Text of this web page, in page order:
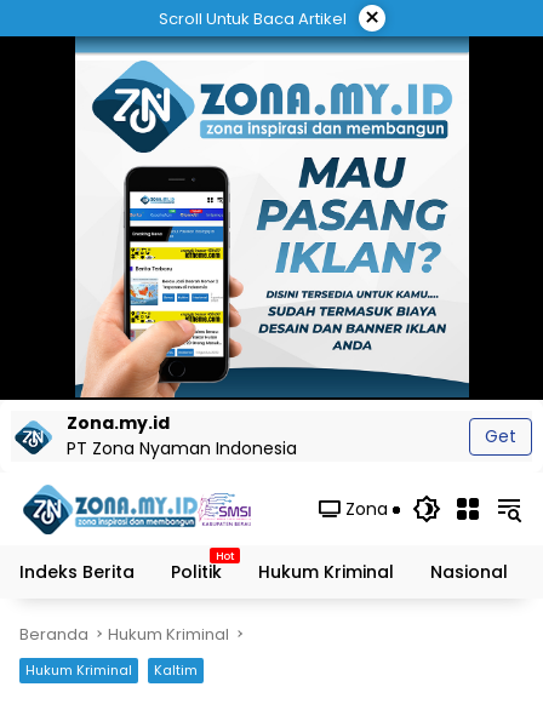
ke
Scroll Untuk Baca Artikel ×
Zona.my.id
PT Zona Nyaman Indonesia
Get
Zona
Indeks Berita Politik Hukum Kriminal Nasional
Beranda Hukum Kriminal
Hukum Kriminal Kaltim